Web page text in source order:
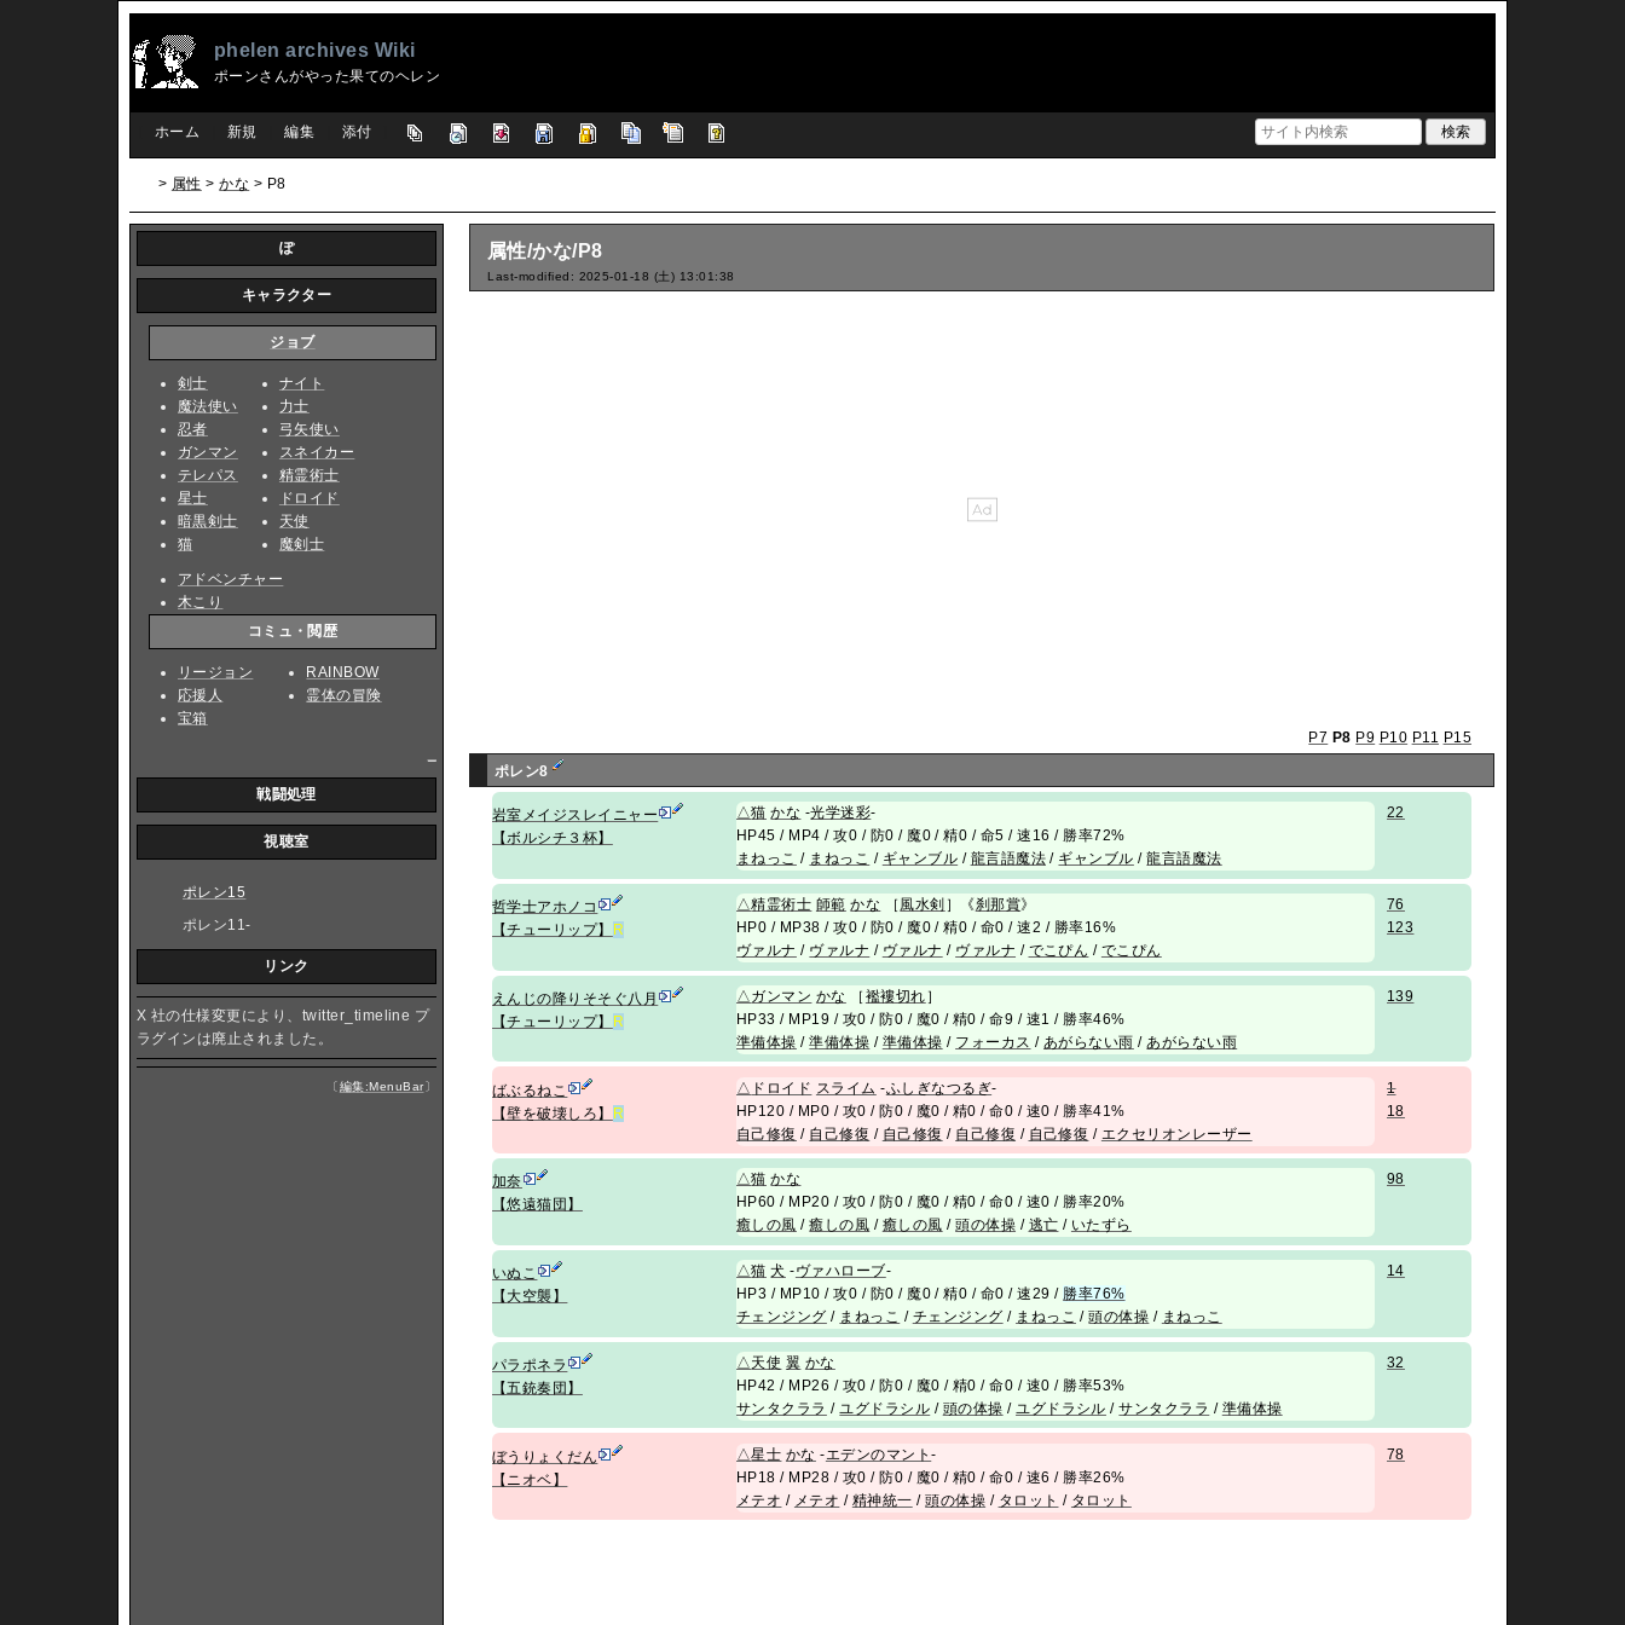
phelen archives Wiki
ポーンさんがやった果てのヘレン
ホーム 新規 編集 添付
> 属性 >かな > P8
属性/かな/P8
Last-modified: 2025-01-18 (土) 13:01:38
P7 P8 P9 P10 P11 P15
ポレン8
岩室メイジスレイニャー
【ボルシチ３杯】
△猫 かな -光学迷彩-
HP45 / MP4 / 攻0 / 防0 / 魔0 / 精0 / 命5 / 速16 / 勝率72%
まねっこ / まねっこ / ギャンブル / 龍言語魔法 / ギャンブル /龍言語魔法
22
哲学士アホノコ
【チューリップ】
R
△精霊術士 師範 かな ［ 風水剣 ］《刹那賞》
HP0 / MP38 / 攻0 / 防0 / 魔0 / 精0 / 命0 / 速2 / 勝率16%
ヴァルナ / ヴァルナ / ヴァルナ / ヴァルナ / でこぴん / でこぴん
76
123
えんじの降りそそぐ八月
【チューリップ】 R
△ガンマン かな ［ 襤褸切れ ］
HP33 / MP19 / 攻0 / 防0 / 魔0 / 精0 / 命9 / 速1 / 勝率46%
準備体操 /準備体操 / 準備体操 / フォーカス / あがらない雨 /あがらない雨
139
ばぶるねこ
【壁を破壊しろ】 R
△ ドロイド スライム -ふしぎなつるぎ-
HP120 / MP0 / 攻0 / 防0 / 魔0 / 精0 / 命0 / 速0 / 勝率41%
自己修復 / 自己修復 / 自己修復 / 自己修復 / 自己修復 / エクセリオンレーザー
1
18
加奈
【悠遠猫団】
△猫 かな
HP60 / MP20 / 攻0 / 防0 / 魔0 / 精0 / 命0 / 速0 / 勝率20%
癒しの風 /癒しの風 / 癒しの風 /頭の体操 / 逃亡 / いたずら
98
いぬこ
【大空襲】
△猫 犬 -ヴァハローブ-
HP3 / MP10 / 攻0 / 防0 / 魔0 / 精0 / 命0 / 速29 / 勝率76%
チェンジング / まねっこ / チェンジング / まねっこ /頭の体操 / まねっこ
14
パラポネラ
【五銃奏団】
△天使 翼 かな
HP42 / MP26 / 攻0 / 防0 / 魔0 / 精0 / 命0 / 速0 / 勝率53%
サンタクララ /ユグドラシル / 頭の体操 /ユグドラシル /サンタクララ / 準備体操
32
ぼうりょくだん
【ニオベ】
△星士 かな -エデンのマント-
HP18 / MP28 / 攻0 / 防0 / 魔0 / 精0 / 命0 / 速6 / 勝率26%
メテオ / メテオ / 精神統一 /頭の体操 / タロット / タロット
78
ぽ
キャラクター
ジョブ
剣士
魔法使い
忍者
ガンマン
テレパス
星士
暗黒剣士
猫
ナイト
力士
弓矢使い
スネイカー
精霊術士
ドロイド
天使
魔剣士
アドベンチャー
木こり
コミュ・閲歴
リージョン
応援人
宝箱
RAINBOW
霊体の冒険
戦闘処理
視聴室
ポレン15
ポレン11-
リンク
X 社の仕様変更により、twitter_timeline プ
ラグインは廃止されました。
〔編集:MenuBar〕